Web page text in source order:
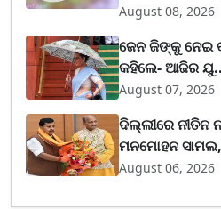
August 08, 2026
ଜେନ ଜିଙ୍କୁ ନେଇ
କହିଲେ- ଆଜିର
August 07, 2026
ଦିଲ୍ଲୀରେ ନୀତିନ
ମନମୋହନ
August 06, 2026